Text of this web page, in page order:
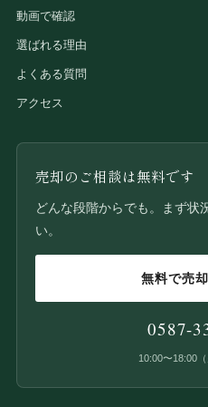
動画で確認
選ばれる理由
よくある質問
アクセス
売却のご相談は無料です
どんな段階からでも。まず状
い。
無料で売
0587-
10:00〜18:00（